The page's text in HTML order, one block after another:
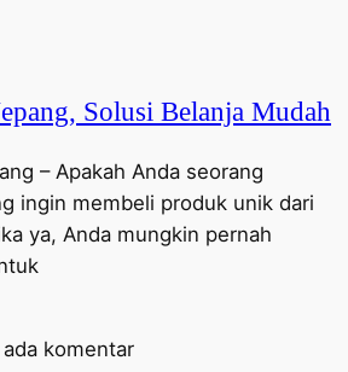
Solusi Belanja Mudah
– Apakah Anda seorang
ingin membeli produk unik dari
ya, Anda mungkin pernah
komentar